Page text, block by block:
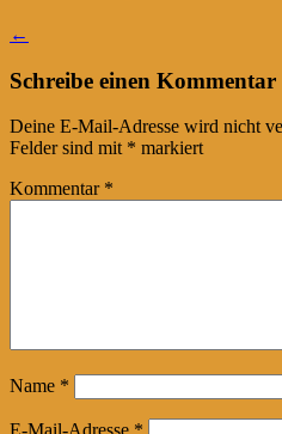
←
Schreibe einen Kommentar
Deine E-Mail-Adresse wird nicht
Felder sind mit * markiert
Kommentar *
Name *